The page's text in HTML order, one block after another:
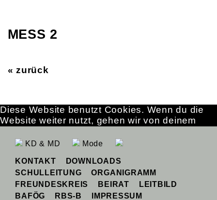
MESS 2
« zurück
KD & MD Mode
KONTAKT
DOWNLOADS
SCHULLEITUNG
ORGANIGRAMM
FREUNDESKREIS
BEIRAT
LEITBILD
BAFÖG
RBS-B IMPRESSUM
Diese Website benutzt Cookies. Wenn du die
Website weiter nutzt, gehen wir von deinem